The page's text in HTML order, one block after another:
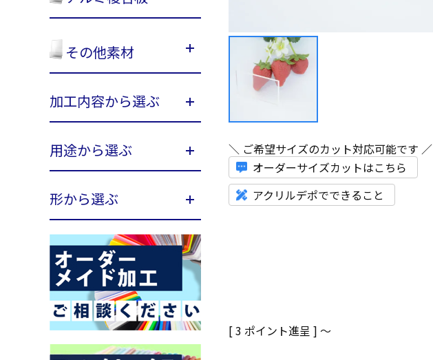
その他素材
加工内容から選ぶ
用途から選ぶ
形から選ぶ
＼ ご希望サイズのカット対応可能です ／
オーダーサイズカットはこちら
アクリルデポでできること
[3 ポイント進呈 ] 〜